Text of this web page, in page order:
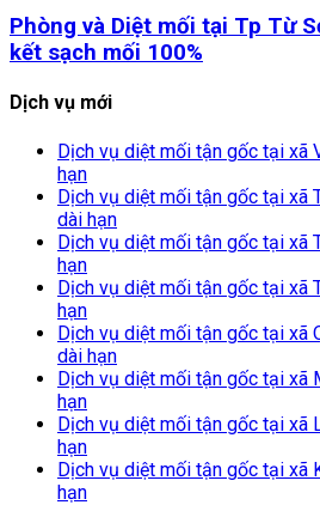
Phòng và Diệt mối tại Tp Từ
kết sạch mối 100%
Dịch vụ mới
Dịch vụ diệt mối tận gốc tại xã
hạn
Dịch vụ diệt mối tận gốc tại xã
dài hạn
Dịch vụ diệt mối tận gốc tại xã
hạn
Dịch vụ diệt mối tận gốc tại xã
hạn
Dịch vụ diệt mối tận gốc tại xã
dài hạn
Dịch vụ diệt mối tận gốc tại xã
hạn
Dịch vụ diệt mối tận gốc tại xã
hạn
Dịch vụ diệt mối tận gốc tại xã
hạn